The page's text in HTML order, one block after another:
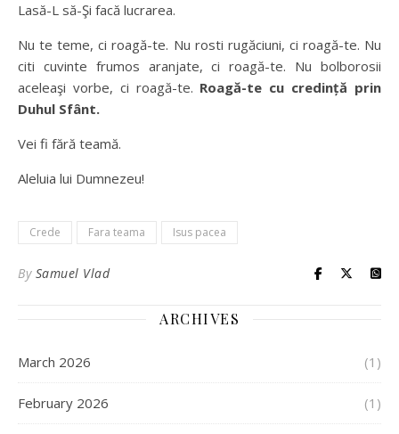
Lasă-L să-Şi facă lucrarea.
Nu te teme, ci roagă-te. Nu rosti rugăciuni, ci roagă-te. Nu
citi cuvinte frumos aranjate, ci roagă-te. Nu bolborosii
aceleaşi vorbe, ci roagă-te. Roagă-te cu credință prin
Duhul Sfânt.
Vei fi fără teamă.
Aleluia lui Dumnezeu!
Crede Fara teama Isus pacea
By Samuel Vlad
ARCHIVES
March 2026 (1)
February 2026 (1)